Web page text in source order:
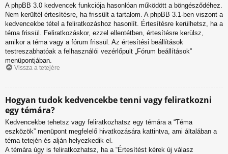
A phpBB 3.0 kedvencek funkciója hasonlóan működött a böngésződéhez.
Nem kerültél értesítésre, ha frissült a tartalom. A phpBB 3.1-ben viszont a
kedvencekbe tétel a feliratkozáshoz hasonlít. Értesítésre kerülhetsz, ha a
téma frissül. Feliratkozáskor, ezzel ellentétben, értesítésre kerülsz,
amikor a téma vagy a fórum frissül. Az értesítési beállítások
testreszabhatóak a felhasználói vezérlőpult „Fórum beállítások”
menüpontjában.
Vissza a tetejére
Hogyan tudok kedvencekbe tenni vagy feliratkozni
egy témára?
Kedvencekbe tehetsz vagy feliratkozhatsz egy témára a “Téma
eszközök” menüpont megfelelő hivatkozására kattintva, ami általában a
téma tetején és alján helyezkedik el.
A témára úgy is feliratkozhatsz, ha a “Értesítést kérek új válasz